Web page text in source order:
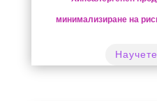
минимализиране на